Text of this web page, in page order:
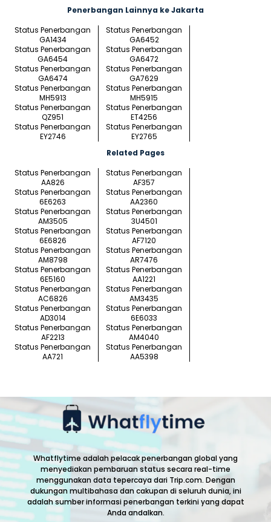
Penerbangan Lainnya ke Jakarta
Status Penerbangan
GA1434
Status Penerbangan
GA6452
Status Penerbangan
GA6454
Status Penerbangan
GA6472
Status Penerbangan
GA6474
Status Penerbangan
GA7629
Status Penerbangan
MH5913
Status Penerbangan
MH5915
Status Penerbangan
QZ951
Status Penerbangan
ET4256
Status Penerbangan
EY2746
Status Penerbangan
EY2765
Related Pages
Status Penerbangan
AA826
Status Penerbangan
AF357
Status Penerbangan
6E6263
Status Penerbangan
AA2360
Status Penerbangan
AM3505
Status Penerbangan
3U4501
Status Penerbangan
6E6826
Status Penerbangan
AF7120
Status Penerbangan
AM8798
Status Penerbangan
AR7476
Status Penerbangan
6E5160
Status Penerbangan
AA1221
Status Penerbangan
AC6826
Status Penerbangan
AM3435
Status Penerbangan
AD3014
Status Penerbangan
6E6033
Status Penerbangan
AF2213
Status Penerbangan
AM4040
Status Penerbangan
AA721
Status Penerbangan
AA5398
Whatflytime adalah pelacak penerbangan global yang
menyediakan pembaruan status secara real-time
menggunakan data tepercaya dari Trip.com. Dengan
dukungan multibahasa dan cakupan di seluruh dunia, ini
adalah sumber informasi penerbangan terkini yang dapat
Anda andalkan.